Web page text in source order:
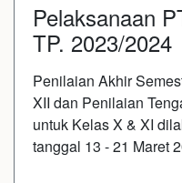
Pelaksanaan
TP. 2023/2024
Penilaian Akhir
XII dan Penilaian
untuk Kelas X & XI
tanggal 13 - 21 Maret